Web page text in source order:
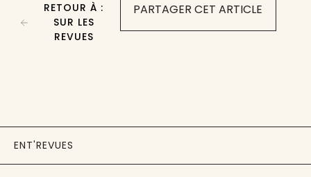
PARTAGER CET ARTICLE
RETOUR À :
SUR LES
REVUES
ENT'REVUES